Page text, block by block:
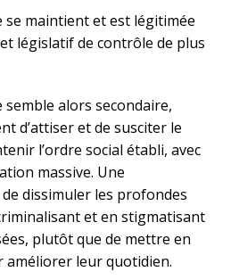
maintient et est légitimée
législatif de contrôle de plus
alors secondaire,
d’attiser et de susciter le
l’ordre social établi, avec
massive. Une
dissimuler les profondes
et en stigmatisant
plutôt que de mettre en
améliorer leur quotidien.